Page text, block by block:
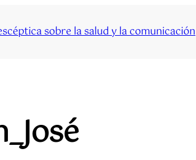
sobre la salud y la comunicación